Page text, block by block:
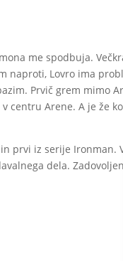
me spodbuja.
naproti, Lovro ima
Prvič grem mimo
centru Arene. A je že
iz serije Ironman.
dela.